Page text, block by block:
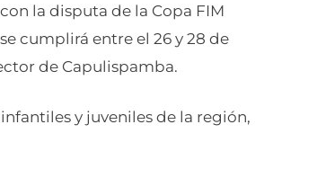
la disputa de la Copa FIM
cumplirá entre el 26 y 28 de
de Capulispamba.
y juveniles de la región,